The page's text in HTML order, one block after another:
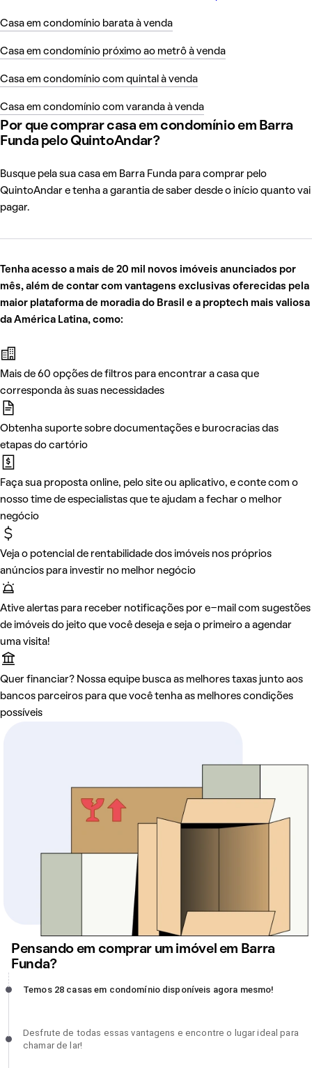
Casa em condomínio barata à venda
Casa em condomínio próximo ao metrô à venda
Casa em condomínio com quintal à venda
Casa em condomínio com varanda à venda
Por que comprar casa em condomínio em Barra
Funda pelo QuintoAndar?
Busque pela sua casa em Barra Funda para comprar pelo
QuintoAndar e tenha a garantia de saber desde o início quanto vai
pagar.
Tenha acesso a mais de 20 mil novos imóveis anunciados por
mês, além de contar com vantagens exclusivas oferecidas pela
maior plataforma de moradia do Brasil e a proptech mais valiosa
da América Latina, como:
Mais de 60 opções de filtros para encontrar a casa que
corresponda às suas necessidades
Obtenha suporte sobre documentações e burocracias das
etapas do cartório
Faça sua proposta online, pelo site ou aplicativo, e conte com o
nosso time de especialistas que te ajudam a fechar o melhor
negócio
Veja o potencial de rentabilidade dos imóveis nos próprios
anúncios para investir no melhor negócio
Ative alertas para receber notificações por e-mail com sugestões
de imóveis do jeito que você deseja e seja o primeiro a agendar
uma visita!
Quer financiar? Nossa equipe busca as melhores taxas junto aos
bancos parceiros para que você tenha as melhores condições
possíveis
Pensando em comprar um imóvel em Barra
Funda?
Temos 28 casas em condomínio disponíveis agora mesmo!,
Temos 28 casas em condomínio disponíveis agora mesmo!
Desfrute de todas essas vantagens e encontre o lugar ideal para
chamar de lar!, incompleto
Desfrute de todas essas vantagens e encontre o lugar ideal para
chamar de lar!